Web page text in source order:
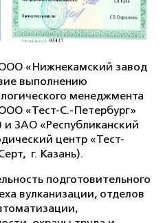
«Нижнекамский завод
выполнению
менеджмента
«Тест-С.-Петербург»
ЗАО «Республиканский
центр «Тест-
г. Казань).
подготовительного
вулканизации, отделов